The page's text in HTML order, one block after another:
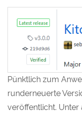
Pünktlich zum
runderneuerte
veröffentlicht.